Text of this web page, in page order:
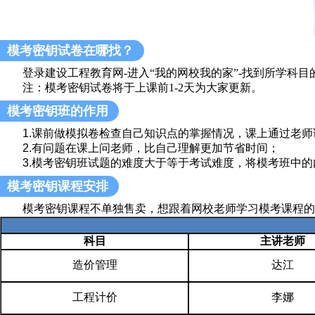
模考密钥试卷在哪找？
登录建设工程教育网-进入“我的网校我的家”-找到所学科目
注：模考密钥试卷将于上课前1-2天为大家更新。
模考密钥班的作用
1.课前做模拟卷检查自己知识点的掌握情况，课上通过老师
2.有问题在课上问老师，比自己理解更加节省时间；
3.模考密钥班试题的难度大于等于考试难度，将模考班中的
模考密钥课程安排
模考密钥课程不单独售卖，想跟着网校老师学习模考课程
科目
主讲老师
造价管理
达江
工程计价 李娜